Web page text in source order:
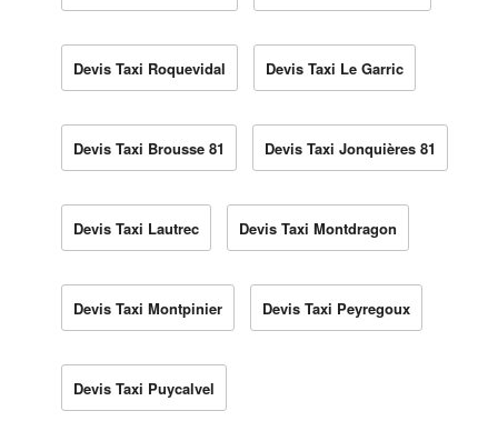
Devis Taxi Roquevidal Devis Taxi Le Garric
Devis Taxi Brousse 81 Devis Taxi Jonquières 81
Devis Taxi Lautrec Devis Taxi Montdragon
Devis Taxi Montpinier Devis Taxi Peyregoux
Devis Taxi Puycalvel